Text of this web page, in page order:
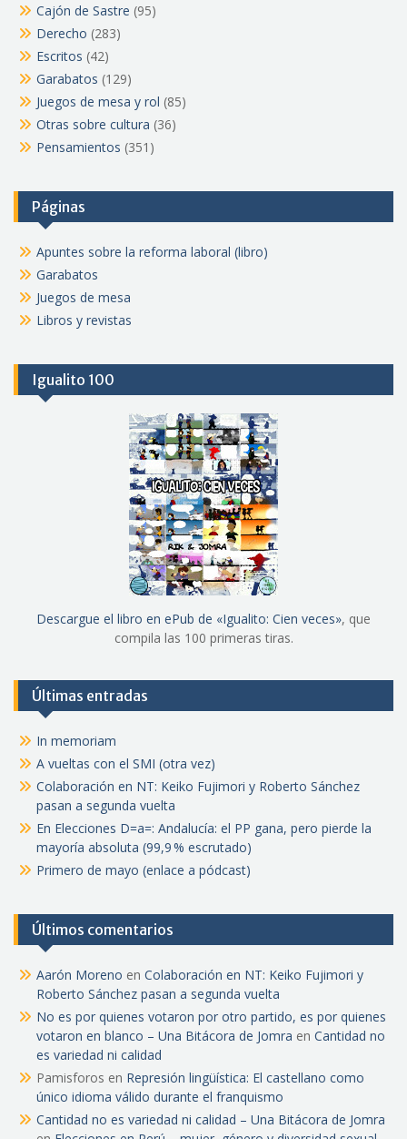
Cajón de Sastre (95)
Derecho (283)
Escritos (42)
Garabatos (129)
Juegos de mesa y rol (85)
Otras sobre cultura (36)
Pensamientos (351)
Páginas
Apuntes sobre la reforma laboral (libro)
Garabatos
Juegos de mesa
Libros y revistas
Igualito 100
Descargue el libro en ePub de «Igualito: Cien veces», que
compila las 100 primeras tiras.
Últimas entradas
In memoriam
A vueltas con el SMI (otra vez)
Colaboración en NT: Keiko Fujimori y Roberto Sánchez
pasan a segunda vuelta
En Elecciones D=a=: Andalucía: el PP gana, pero pierde la
mayoría absoluta (99,9 % escrutado)
Primero de mayo (enlace a pódcast)
Últimos comentarios
Aarón Moreno en Colaboración en NT: Keiko Fujimori y
Roberto Sánchez pasan a segunda vuelta
No es por quienes votaron por otro partido, es por quienes
votaron en blanco – Una Bitácora de Jomra en Cantidad no
es variedad ni calidad
Pamisforos en Represión lingüística: El castellano como
único idioma válido durante el franquismo
Cantidad no es variedad ni calidad – Una Bitácora de Jomra